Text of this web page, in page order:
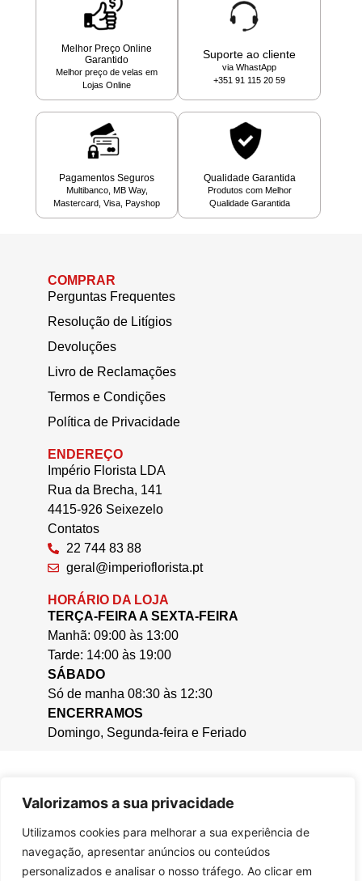
Valorizamos a sua privacidade
Utilizamos cookies para melhorar a sua experiência de
navegação, apresentar anúncios ou conteúdos
personalizados e analisar o nosso tráfego. Ao clicar em
Melhor Preço Online
Garantido
Melhor preço de velas em
Lojas Online
Suporte ao cliente
via WhastApp
+351 91 115 20 59
Pagamentos Seguros
Multibanco, MB Way,
Mastercard, Visa, Payshop
Qualidade Garantida
Produtos com Melhor
Qualidade Garantida
COMPRAR
Perguntas Frequentes
Resolução de Litígios
Devoluções
Livro de Reclamações
Termos e Condições
Política de Privacidade
ENDEREÇO
Império Florista LDA
Rua da Brecha, 141
4415-926 Seixezelo
Contatos
22 744 83 88
geral@imperioflorista.pt
HORÁRIO DA LOJA
TERÇA-FEIRA A SEXTA-FEIRA
Manhã: 09:00 às 13:00
Tarde: 14:00 às 19:00
SÁBADO
Só de manha 08:30 às 12:30
ENCERRAMOS
Domingo, Segunda-feira e Feriado